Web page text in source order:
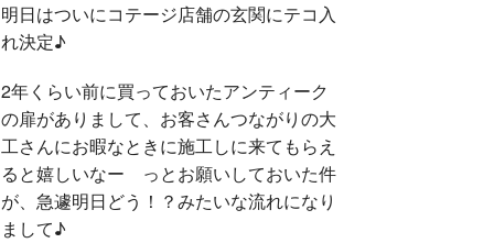
明日はついにコテージ店舗の玄関にテコ入
れ決定♪
2年くらい前に買っておいたアンティーク
の扉がありまして、お客さんつながりの大
工さんにお暇なときに施工しに来てもらえ
ると嬉しいなー っとお願いしておいた件
が、急遽明日どう！？みたいな流れになり
まして♪